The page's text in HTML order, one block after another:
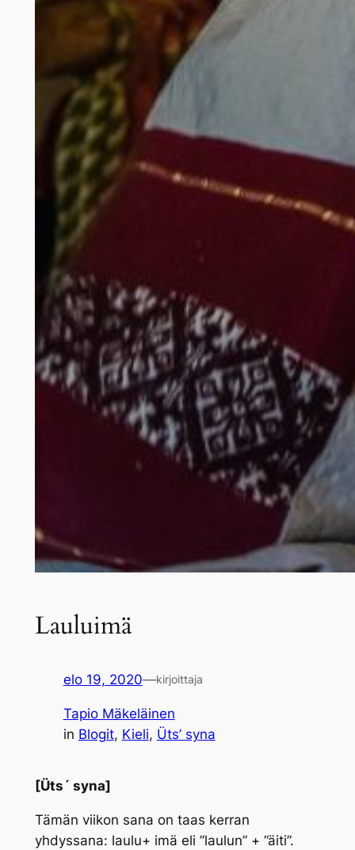
Lauluimä
elo 19, 2020—kirjoittaja
Tapio Mäkeläinen
in Blogit, Kieli, Üts’ syna
[Üts´ syna]
Tämän viikon sana on taas kerran
yhdyssana: laulu+ imä eli ”laulun” + ”äiti”.